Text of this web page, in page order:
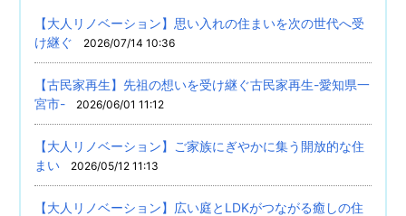
【大人リノベーション】思い入れの住まいを次の世代へ受
け継ぐ
2026/07/14 10:36
【古民家再生】先祖の想いを受け継ぐ古民家再生-愛知県一
宮市-
2026/06/01 11:12
【大人リノベーション】ご家族にぎやかに集う開放的な住
まい
2026/05/12 11:13
【大人リノベーション】広い庭とLDKがつながる癒しの住